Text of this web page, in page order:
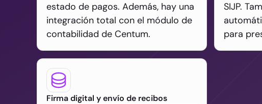
estado de pagos. Además, hay una
integración total con el módulo de
contabilidad de Centum.
SIJP.
para
Firma digital y envío de recibos